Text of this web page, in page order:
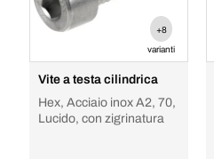
+8
varianti
Vite a testa cilindrica
Hex, Acciaio inox A2, 70,
Lucido, con zigrinatura